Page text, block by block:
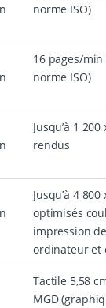
norme ISO)
16 pages/
norme ISO)
Jusqu’à 1
rendus
Jusqu’à 4
optimisés
impression
ordinateur et
Tactile 5,58
MGD